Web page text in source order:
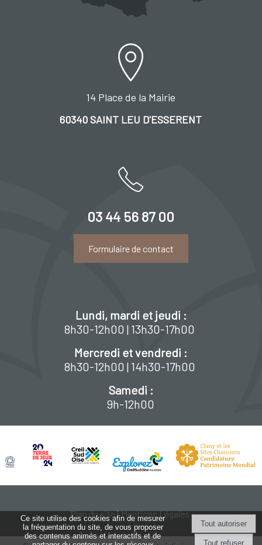
14 Place de la Mairie
60340 SAINT LEU D'ESSERENT
03 44 56 87 00
Formulaire de contact
Lundi, mardi et jeudi :
8h30-12h00 | 13h30-17h00
Mercredi et vendredi :
8h30-12h00 | 14h30-17h00
Samedi :
9h-12h00
Plan du site Mentions Légales
Ce site utilise des cookies afin de mesurer
la fréquentation du site, de vous proposer
des contenus animés et interactifs et de